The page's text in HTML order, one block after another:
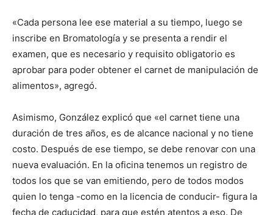
«Cada persona lee ese material a su tiempo, luego se
inscribe en Bromatología y se presenta a rendir el
examen, que es necesario y requisito obligatorio es
aprobar para poder obtener el carnet de manipulación de
alimentos», agregó.
Asimismo, González explicó que «el carnet tiene una
duración de tres años, es de alcance nacional y no tiene
costo. Después de ese tiempo, se debe renovar con una
nueva evaluación. En la oficina tenemos un registro de
todos los que se van emitiendo, pero de todos modos
quien lo tenga -como en la licencia de conducir- figura la
fecha de caducidad, para que estén atentos a eso. De